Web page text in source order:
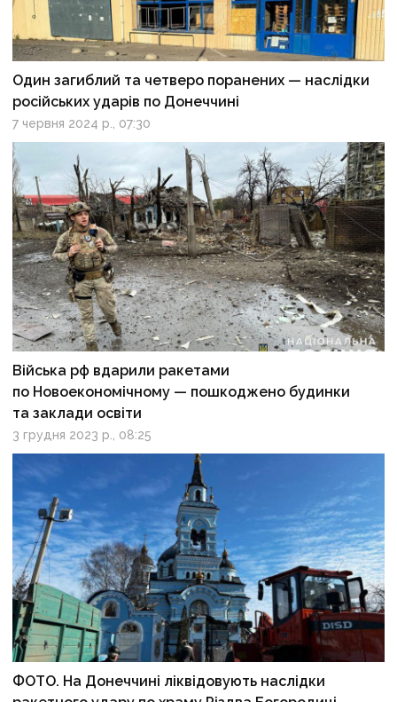
Один загиблий та четверо поранених — наслідки
російських ударів по Донеччині
7 червня 2024 р., 07:30
Війська рф вдарили ракетами
по Новоекономічному — пошкоджено будинки
та заклади освіти
3 грудня 2023 р., 08:25
ФОТО. На Донеччині ліквідовують наслідки